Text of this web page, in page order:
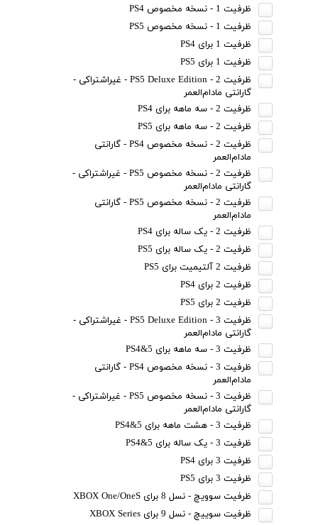
ظرفیت 1 - نسخه مخصوص PS4
ظرفیت 1 - نسخه مخصوص PS5
ظرفیت 1 برای PS4
ظرفیت 1 برای PS5
ظرفیت 2 - PS5 Deluxe Edition - غیراشتراکی -
گارانتی مادام‌العمر
ظرفیت 2 - سه ماهه برای PS4
ظرفیت 2 - سه ماهه برای PS5
ظرفیت 2 - نسخه مخصوص PS4 - گارانتی
مادام‌العمر
ظرفیت 2 - نسخه مخصوص PS5 - غیراشتراکی -
گارانتی مادام‌العمر
ظرفیت 2 - نسخه مخصوص PS5 - گارانتی
مادام‌العمر
ظرفیت 2 - یک ساله برای PS4
ظرفیت 2 - یک ساله برای PS5
ظرفیت 2 آلتیمیت برای PS5
ظرفیت 2 برای PS4
ظرفیت 2 برای PS5
ظرفیت 3 - PS5 Deluxe Edition - غیراشتراکی -
گارانتی مادام‌العمر
ظرفیت 3 - سه ماهه برای PS4&5
ظرفیت 3 - نسخه مخصوص PS4 - گارانتی
مادام‌العمر
ظرفیت 3 - نسخه مخصوص PS5 - غیراشتراکی -
گارانتی مادام‌العمر
ظرفیت 3 - هشت ماهه برای PS4&5
ظرفیت 3 - یک ساله برای PS4&5
ظرفیت 3 برای PS4
ظرفیت 3 برای PS5
ظرفیت سوویچ - نسل 8 برای XBOX One/OneS
ظرفیت سوییچ - نسل 9 برای XBOX Series